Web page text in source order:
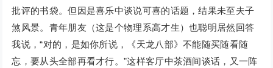
批评的书袋。但因是喜乐中谈说可喜的话题，结果未至夫子
煞风景。青年朋友（这是个物理系高才生）也聪明居然回答
我说，“对的，是如你所说，《天龙八部》不能随买随看随
忘，要从头全部再看才行。”这样客厅中茶酒间谈话，又一阵